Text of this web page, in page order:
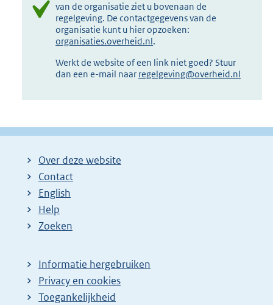
van de organisatie ziet u bovenaan de
regelgeving. De contactgegevens van de
organisatie kunt u hier opzoeken:
organisaties.overheid.nl.
Werkt de website of een link niet goed? Stuur
dan een e-mail naar regelgeving@overheid.nl
Over deze website
Contact
English
Help
Zoeken
Informatie hergebruiken
Privacy en cookies
Toegankelijkheid